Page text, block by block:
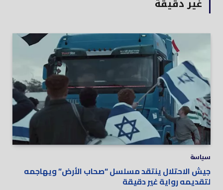
غير دقيقة
سياسة
جيش الاحتلال ينتقد مسلسل “صحاب الأرض” ويهاجمه
لتقديمه رواية غير دقيقة